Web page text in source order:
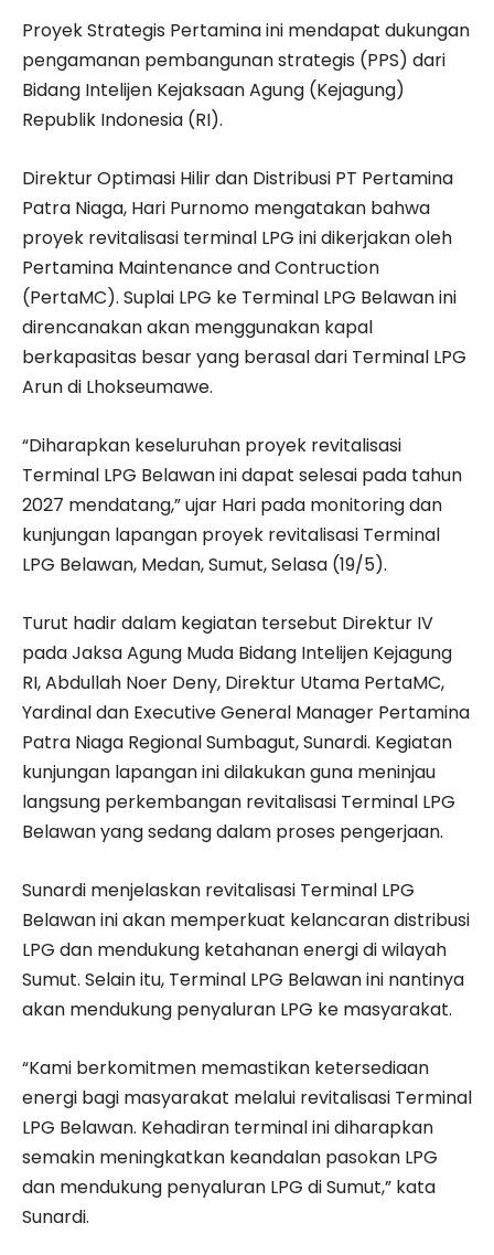
Proyek Strategis Pertamina ini mendapat dukungan
pengamanan pembangunan strategis (PPS) dari
Bidang Intelijen Kejaksaan Agung (Kejagung)
Republik Indonesia (RI).
Direktur Optimasi Hilir dan Distribusi PT Pertamina
Patra Niaga, Hari Purnomo mengatakan bahwa
proyek revitalisasi terminal LPG ini dikerjakan oleh
Pertamina Maintenance and Contruction
(PertaMC). Suplai LPG ke Terminal LPG Belawan ini
direncanakan akan menggunakan kapal
berkapasitas besar yang berasal dari Terminal LPG
Arun di Lhokseumawe.
“Diharapkan keseluruhan proyek revitalisasi
Terminal LPG Belawan ini dapat selesai pada tahun
2027 mendatang,” ujar Hari pada monitoring dan
kunjungan lapangan proyek revitalisasi Terminal
LPG Belawan, Medan, Sumut, Selasa (19/5).
Turut hadir dalam kegiatan tersebut Direktur IV
pada Jaksa Agung Muda Bidang Intelijen Kejagung
RI, Abdullah Noer Deny, Direktur Utama PertaMC,
Yardinal dan Executive General Manager Pertamina
Patra Niaga Regional Sumbagut, Sunardi. Kegiatan
kunjungan lapangan ini dilakukan guna meninjau
langsung perkembangan revitalisasi Terminal LPG
Belawan yang sedang dalam proses pengerjaan.
Sunardi menjelaskan revitalisasi Terminal LPG
Belawan ini akan memperkuat kelancaran distribusi
LPG dan mendukung ketahanan energi di wilayah
Sumut. Selain itu, Terminal LPG Belawan ini nantinya
akan mendukung penyaluran LPG ke masyarakat.
“Kami berkomitmen memastikan ketersediaan
energi bagi masyarakat melalui revitalisasi Terminal
LPG Belawan. Kehadiran terminal ini diharapkan
semakin meningkatkan keandalan pasokan LPG
dan mendukung penyaluran LPG di Sumut,” kata
Sunardi.